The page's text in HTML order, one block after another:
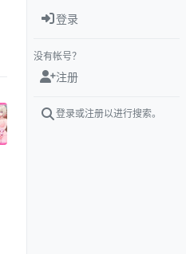
登录
没有帐号？
注册
登录或注册以进行搜索。